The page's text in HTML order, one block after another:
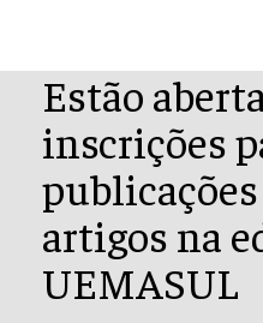
Estão
inscrições
artigos na
UEMASUL